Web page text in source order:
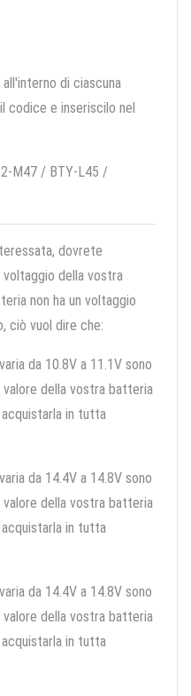
di ciascuna
codice e inseriscilo nel
M47 / BTY-L45 /
dovrete
della vostra
non ha un voltaggio
ciò vuol dire che:
da 10.8V a 11.1V sono
della vostra batteria
in tutta
da 14.4V a 14.8V sono
della vostra batteria
in tutta
da 14.4V a 14.8V sono
della vostra batteria
in tutta